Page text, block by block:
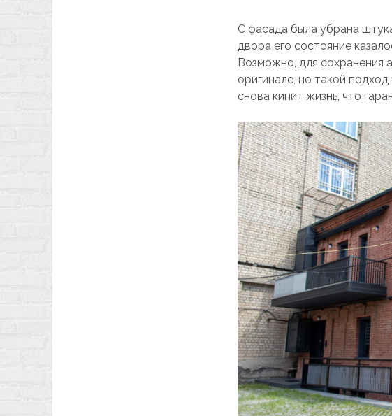
С фасада была убрана
двора его состояние
Возможно, для сохранения
оригинале, но такой
снова кипит жизнь, что